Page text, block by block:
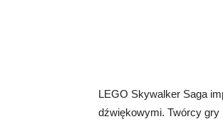
LEGO Skywalker Saga
dźwiękowymi. Twórcy gry